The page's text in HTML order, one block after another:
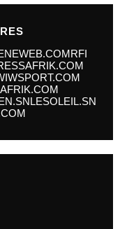
RFI
LESOLEIL.SN